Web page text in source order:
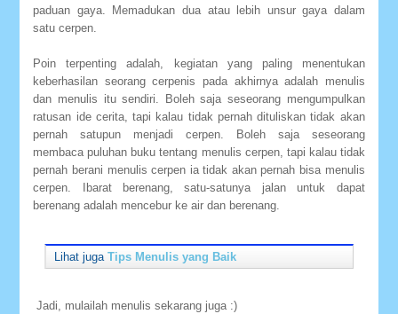
paduan gaya. Memadukan dua atau lebih unsur gaya dalam
satu cerpen.
Poin terpenting adalah, kegiatan yang paling menentukan
keberhasilan seorang cerpenis pada akhirnya adalah menulis
dan menulis itu sendiri. Boleh saja seseorang mengumpulkan
ratusan ide cerita, tapi kalau tidak pernah dituliskan tidak akan
pernah satupun menjadi cerpen. Boleh saja seseorang
membaca puluhan buku tentang menulis cerpen, tapi kalau tidak
pernah berani menulis cerpen ia tidak akan pernah bisa menulis
cerpen. Ibarat berenang, satu-satunya jalan untuk dapat
berenang adalah mencebur ke air dan berenang.
Lihat jugaTips Menulis yang Baik
Jadi, mulailah menulis sekarang juga :)